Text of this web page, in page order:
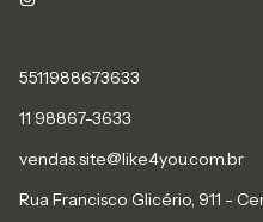
5511988673633
11 98867-3633
vendas.site@like4you.com.br
Rua Francisco Glicério, 911 -